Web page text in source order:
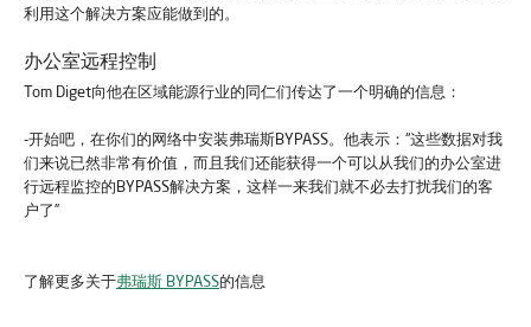
利用这个解决方案应能做到的。
办公室远程控制
Tom Diget向他在区域能源行业的同仁们传达了一个明确的信息：
-开始吧，在你们的网络中安装弗瑞斯BYPASS。他表示：“这些数据对我
们来说已然非常有价值，而且我们还能获得一个可以从我们的办公室进
行远程监控的BYPASS解决方案，这样一来我们就不必去打扰我们的客
户了”
了解更多关于弗瑞斯 BYPASS的信息